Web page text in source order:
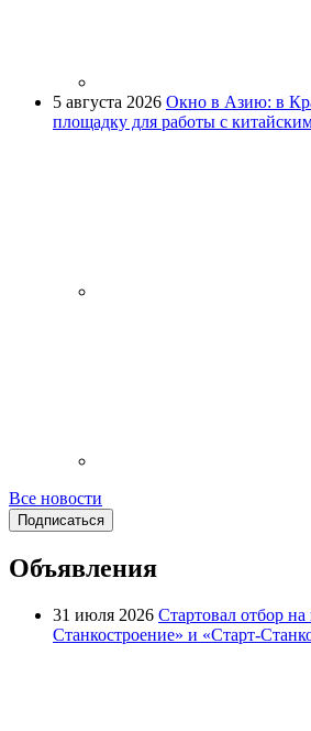
5 августа 2026 Окно в Азию: в
площадку для работы с
Все новости
Подписаться
Объявления
31 июля 2026 Стартовал отбор
Станкостроение» и «Старт-